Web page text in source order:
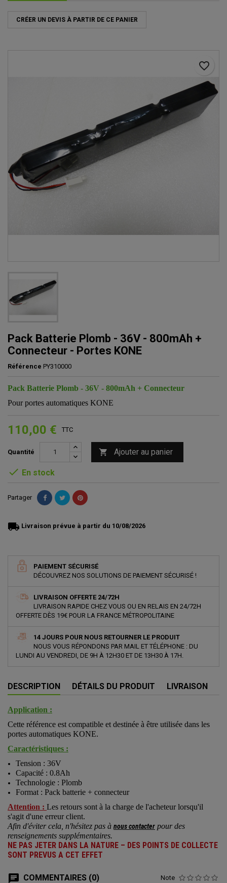
CRÉER UN DEVIS À PARTIR DE CE PANIER
favorite_border
Pack Batterie Plomb - 36V - 800mAh +
Connecteur - Portes KONE
Référence PY310000
Pack Batterie Plomb - 36V - 800mAh + Connecteur
Pour portes automatiques KONE
110,00 € TTC
Quantité  Ajouter au panier
 En stock
Partager
local_shipping Livraison prévue à partir du 10/08/2026
PAIEMENT SÉCURISÉ
DÉCOUVREZ NOS SOLUTIONS DE PAIEMENT SÉCURISÉ !
LIVRAISON OFFERTE 24/72H
LIVRAISON RAPIDE CHEZ VOUS OU EN RELAIS EN 24/72H
OFFERTE DÈS 19€ POUR LA FRANCE MÉTROPOLITAINE
14 JOURS POUR NOUS RETOURNER LE PRODUIT
NOUS VOUS RÉPONDONS PAR MAIL ET TÉLÉPHONE : DU
LUNDI AU VENDREDI, DE 9H À 12H30 ET DE 13H30 À 17H.
DESCRIPTION DÉTAILS DU PRODUIT LIVRAISON
Application :
Cette référence est compatible et destinée à être utilisée dans les
portes automatiques KONE.
Caractéristiques :
Tension : 36V
Capacité : 0.8Ah
Technologie : Plomb
Format : Pack batterie + connecteur
Attention : Les retours sont à la charge de l'acheteur lorsqu'il
s'agit d'une erreur client.
Afin d'éviter cela, n'hésitez pas à nous contacter pour des
renseignements supplémentaires.
NE PAS JETER DANS LA NATURE – DES POINTS DE COLLECTE
SONT PREVUS A CET EFFET
COMMENTAIRES (0) Note